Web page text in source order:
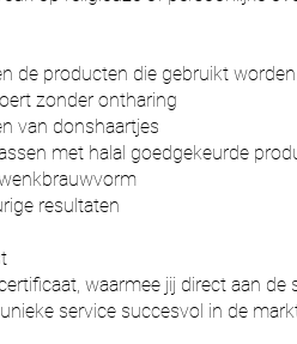
de producten die gebruikt worden
zonder ontharing
van donshaartjes
met halal goedgekeurde
resultaten
waarmee jij direct aan de
service succesvol in de